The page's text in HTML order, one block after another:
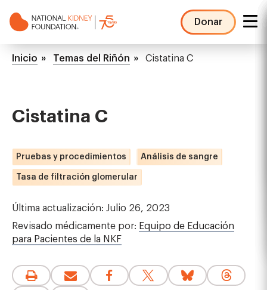
Donar
NKF
Mega
Ruta
Inicio Temas del Riñón Cistatina C
Cistatina C
Pruebas y procedimientos Análisis de sangre
Tasa de filtración glomerular
Última actualización: Julio 26, 2023
Revisado médicamente por: Equipo de Educación
para Pacientes de la NKF